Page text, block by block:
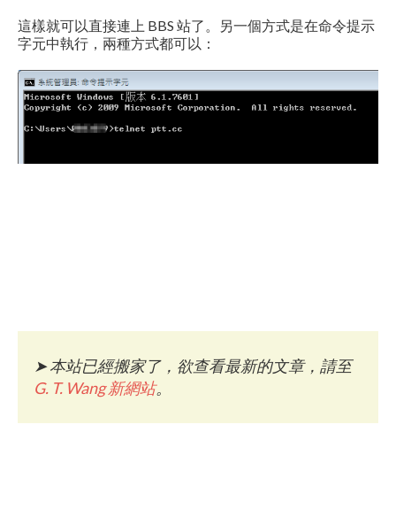
這樣就可以直接連上 BBS 站了。另一個方式是在命令提示
字元中執行，兩種方式都可以：
➤本站已經搬家了，欲查看最新的文章，請至
G. T. Wang 新網站。